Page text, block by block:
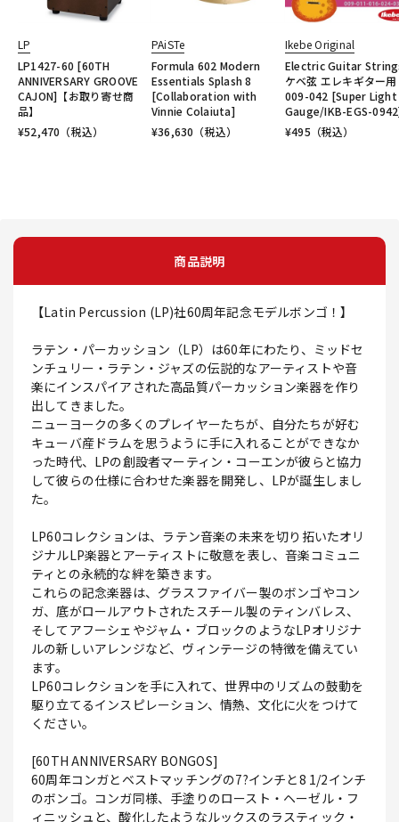
LP
LP1427-60 [60TH
ANNIVERSARY GROOVE
CAJON]【お取り寄せ商
品】
¥52,470 （税込）
PAiSTe
Formula 602 Modern
Essentials Splash 8
[Collaboration with
Vinnie Colaiuta]
¥36,630 （税込）
Ikebe Original
Electric Guitar
ケベ弦 エレキギター用
009-042 [Super Light
Gauge/IKB-EGS-
¥495 （税込）
商品説明
【Latin Percussion (LP)社60周年記念モデルボンゴ！】
ラテン・パーカッション（LP）は60年にわたり、ミッドセ
ンチュリー・ラテン・ジャズの伝説的なアーティストや音
楽にインスパイアされた高品質パーカッション楽器を作り
出してきました。
ニューヨークの多くのプレイヤーたちが、自分たちが好む
キューバ産ドラムを思うように手に入れることができなか
った時代、LPの創設者マーティン・コーエンが彼らと協力
して彼らの仕様に合わせた楽器を開発し、LPが誕生しまし
た。
LP60コレクションは、ラテン音楽の未来を切り拓いたオリ
ジナルLP楽器とアーティストに敬意を表し、音楽コミュニ
ティとの永続的な絆を築きます。
これらの記念楽器は、グラスファイバー製のボンゴやコン
ガ、底がロールアウトされたスチール製のティンバレス、
そしてアフーシェやジャム・ブロックのようなLPオリジナ
ルの新しいアレンジなど、ヴィンテージの特徴を備えてい
ます。
LP60コレクションを手に入れて、世界中のリズムの鼓動を
駆り立てるインスピレーション、情熱、文化に火をつけて
ください。
[60TH ANNIVERSARY BONGOS]
60周年コンガとベストマッチングの7?インチと8 1/2インチ
のボンゴ。コンガ同様、手塗りのロースト・ヘーゼル・フ
ィニッシュと、酸化したようなルックスのラスティック・